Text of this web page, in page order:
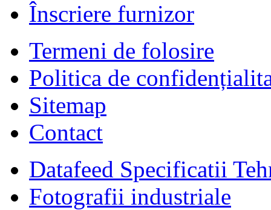
Înscriere furnizor
Termeni de folosire
Politica de
Sitemap
Contact
Datafeed Specificatii
Fotografii industriale